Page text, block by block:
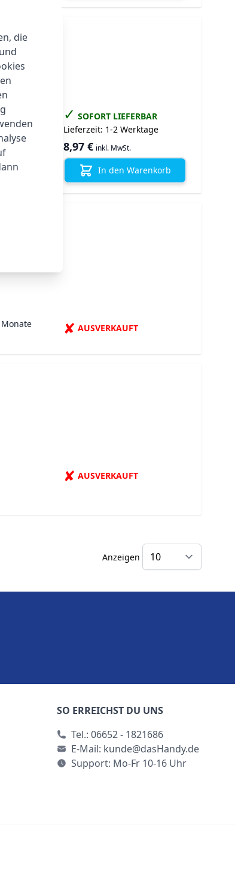
bis 17 cm
Uhren
✓ SOFORT LIEFERBAR
Lieferzeit: 1-2 Werktage
8,97 € inkl. MwSt.
In den Warenkorb
✘ AUSVERKAUFT
✘ AUSVERKAUFT
Anzeigen
SO ERREICHST DU UNS
Tel.: 06652 - 1821686
E-Mail: kunde@dasHandy.de
Support: Mo-Fr 10-16 Uhr
die